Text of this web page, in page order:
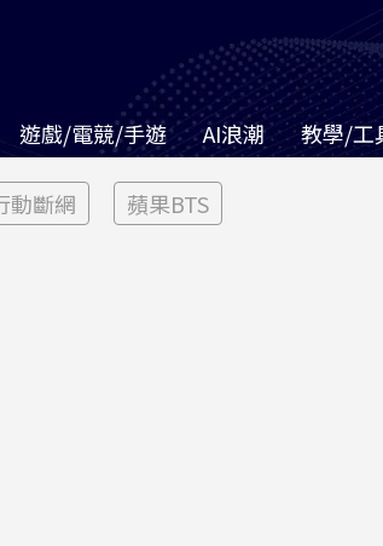
遊戲/電競/手遊 AI浪潮 教學/工
動斷網 蘋果BTS